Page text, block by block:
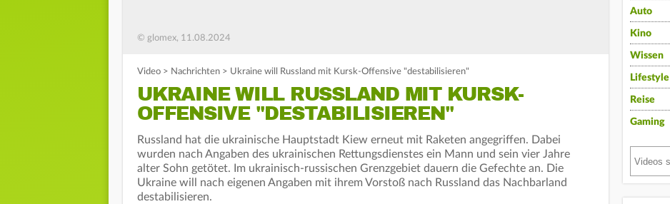
© glomex, 11.08.2024
Video > Nachrichten > Ukraine will Russland mit Kursk-Offensive "destabilisieren"
UKRAINE WILL RUSSLAND MIT KURSK-
OFFENSIVE "DESTABILISIEREN"
Russland hat die ukrainische Hauptstadt Kiew erneut mit Raketen angegriffen. Dabei
wurden nach Angaben des ukrainischen Rettungsdienstes ein Mann und sein vier Jahre
alter Sohn getötet. Im ukrainisch-russischen Grenzgebiet dauern die Gefechte an. Die
Ukraine will nach eigenen Angaben mit ihrem Vorstoß nach Russland das Nachbarland
destabilisieren.
Auto
Kino
Wissen
Lifestyle
Reise
Gaming